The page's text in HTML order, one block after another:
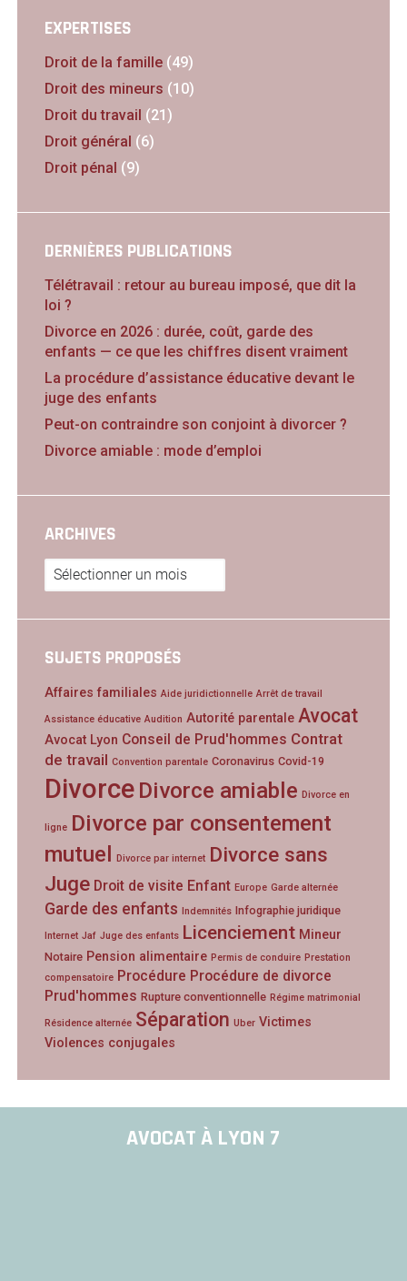
EXPERTISES
Droit de la famille(49)
Droit des mineurs (10)
Droit du travail (21)
Droit général (6)
Droit pénal (9)
DERNIÈRES PUBLICATIONS
Télétravail : retour au bureau imposé, que dit la
loi ?
Divorce en 2026 : durée, coût, garde des
enfants — ce que les chiffres disent vraiment
La procédure d’assistance éducative devant le
juge des enfants
Peut-on contraindre son conjoint à divorcer ?
Divorce amiable : mode d’emploi
ARCHIVES
Archives
SUJETS PROPOSÉS
Affaires familiales Aide juridictionnelle Arrêt de travail
Assistance éducative Audition Autorité parentale Avocat
Avocat Lyon Conseil de Prud'hommes Contrat
de travail Convention parentale Coronavirus Covid-19
Divorce Divorce amiable Divorce en
ligne Divorce par consentement
mutuel
Divorce par internet Divorce sans
Juge Droit de visite Enfant Europe Garde alternée
Garde des enfants Indemnités Infographie juridique
Internet Jaf Juge des enfants Licenciement Mineur
Notaire Pension alimentaire Permis de conduire Prestation
compensatoire Procédure Procédure de divorce
Prud'hommes Rupture conventionnelle Régime matrimonial
Résidence alternée Séparation Uber Victimes
Violences conjugales
AVOCAT À LYON 7